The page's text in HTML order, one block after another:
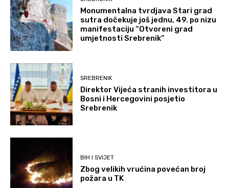
Monumentalna tvrdjava Stari grad
sutra dočekuje još jednu, 49. po nizu
manifestaciju “Otvoreni grad
umjetnosti Srebrenik”
SREBRENIK
Direktor Vijeća stranih investitora u
Bosni i Hercegovini posjetio
Srebrenik
BIH I SVIJET
Zbog velikih vrućina povećan broj
požara u TK